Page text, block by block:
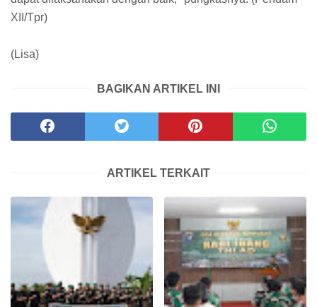
XII/Tpr)
(Lisa)
BAGIKAN ARTIKEL INI
ARTIKEL TERKAIT